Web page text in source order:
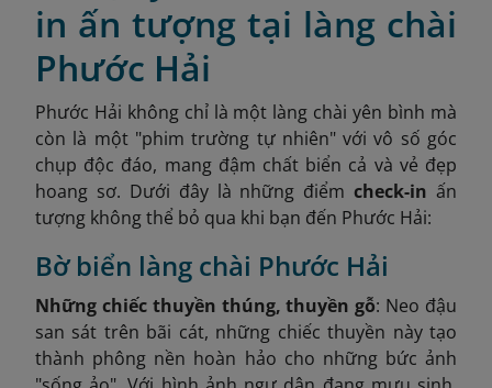
in ấn tượng tại làng chài
Phước Hải
Phước Hải không chỉ là một làng chài yên bình mà
còn là một "phim trường tự nhiên" với vô số góc
chụp độc đáo, mang đậm chất biển cả và vẻ đẹp
hoang sơ. Dưới đây là những điểmcheck-in ấn
tượng không thể bỏ qua khi bạn đến Phước Hải:
Bờ biển làng chài Phước Hải
Những chiếc thuyền thúng, thuyền gỗ: Neo đậu
san sát trên bãi cát, những chiếc thuyền này tạo
thành phông nền hoàn hảo cho những bức ảnh